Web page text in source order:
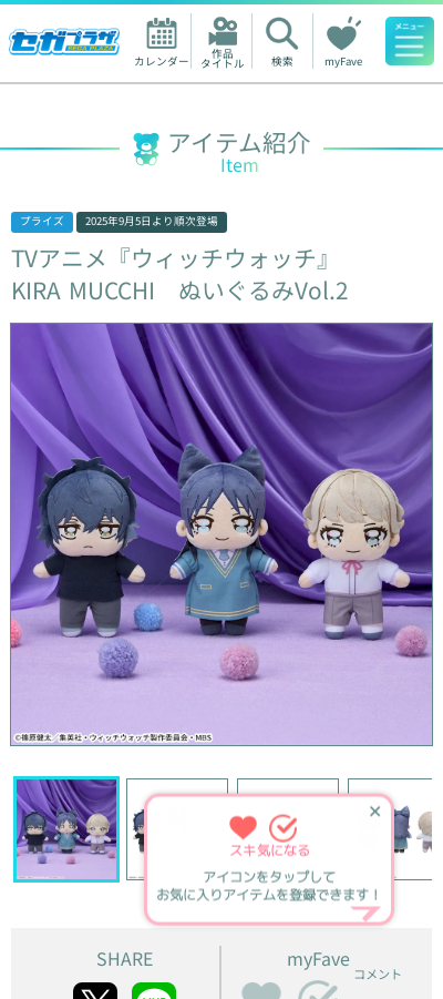
カレンダー 作品
タイトル 検索 myFave
人気ワード
アイテム紹介
Item
プライズ 2025年9月5日 より順次登場
TVアニメ『ウィッチウォッチ』
KIRA MUCCHI ぬいぐるみVol.2
✕
スキ気になる
アイコンをタップして
お気に入りアイテムを登録できます！
SHARE myFave
コメント